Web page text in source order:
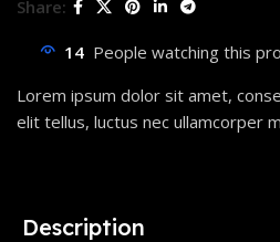
Share:
14 People watching this
Lorem ipsum dolor sit amet,
elit tellus, luctus nec ullamcorper
Description